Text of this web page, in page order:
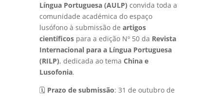
Língua Portuguesa (AULP) convida toda a
comunidade académica do espaço
lusófono à submissão de artigos
científicos para a edição Nº 50 da Revista
Internacional para a Língua Portuguesa
(RILP), dedicada ao tema China e
Lusofonia.
🗓️ Prazo de submissão: 31 de outubro de